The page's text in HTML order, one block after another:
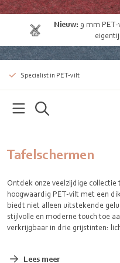
Nieuw: 9 mm
Specialist in PET-vilt
Tafelschermen
Ontdek onze veelzijdige
hoogwaardig PET-vilt met een
biedt niet alleen uitstekende
stijlvolle en moderne touch toe
verkrijgbaar in drie grijstinten:
Lees meer